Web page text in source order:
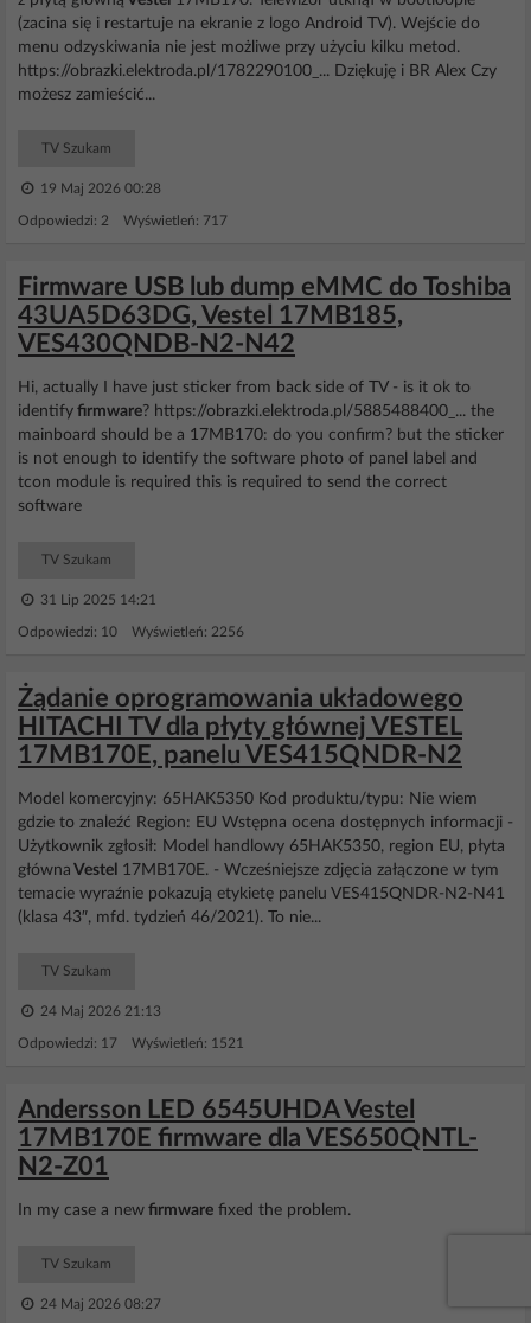
(zacina się i restartuje na ekranie z logo Android TV). Wejście do
menu odzyskiwania nie jest możliwe przy użyciu kilku metod.
https://obrazki.elektroda.pl/1782290100_... Dziękuję i BR Alex Czy
możesz zamieścić...
TV Szukam
19 Maj 2026 00:28
Odpowiedzi: 2 Wyświetleń: 717
Firmware USB lub dump eMMC do Toshiba
43UA5D63DG, Vestel 17MB185,
VES430QNDB-N2-N42
Hi, actually I have just sticker from back side of TV - is it ok to
identify firmware? https://obrazki.elektroda.pl/5885488400_... the
mainboard should be a 17MB170: do you confirm? but the sticker
is not enough to identify the software photo of panel label and
tcon module is required this is required to send the correct
software
TV Szukam
31 Lip 2025 14:21
Odpowiedzi: 10 Wyświetleń: 2256
Żądanie oprogramowania układowego
HITACHI TV dla płyty głównej VESTEL
17MB170E, panelu VES415QNDR-N2
Model komercyjny: 65HAK5350 Kod produktu/typu: Nie wiem
gdzie to znaleźć Region: EU Wstępna ocena dostępnych informacji -
Użytkownik zgłosił: Model handlowy 65HAK5350, region EU, płyta
główna Vestel 17MB170E. - Wcześniejsze zdjęcia załączone w tym
temacie wyraźnie pokazują etykietę panelu VES415QNDR-N2-N41
(klasa 43″, mfd. tydzień 46/2021). To nie...
TV Szukam
24 Maj 2026 21:13
Odpowiedzi: 17 Wyświetleń: 1521
Andersson LED 6545UHDA Vestel
17MB170E firmware dla VES650QNTL-
N2-Z01
In my case a new firmware fixed the problem.
TV Szukam
24 Maj 2026 08:27